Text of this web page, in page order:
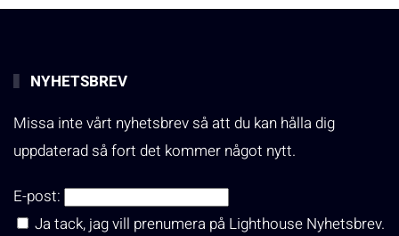
NYHETSBREV
Missa inte vårt nyhetsbrev så att du kan hålla dig
uppdaterad så fort det kommer något nytt.
E-post:
Ja tack, jag vill prenumera på Lighthouse Nyhetsbrev.